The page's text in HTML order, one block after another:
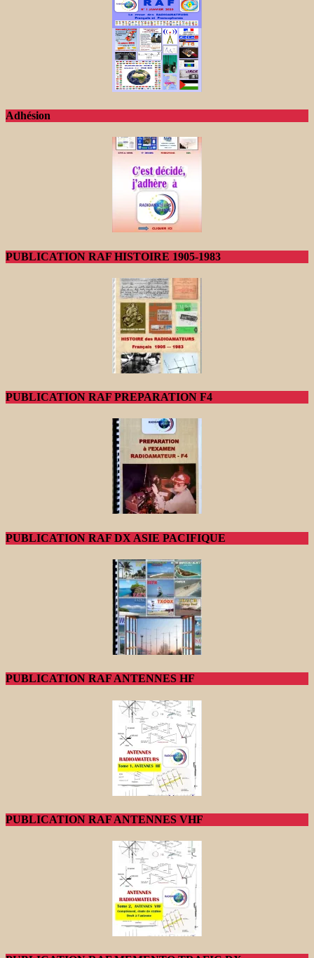
Adhésion
PUBLICATION RAF HISTOIRE 1905-1983
PUBLICATION RAF PREPARATION F4
PUBLICATION RAF DX ASIE PACIFIQUE
PUBLICATION RAF ANTENNES HF
PUBLICATION RAF ANTENNES VHF